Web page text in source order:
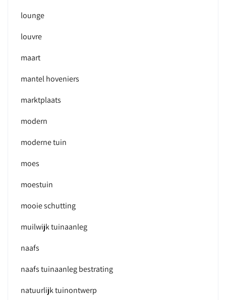
lounge
louvre
maart
mantel hoveniers
marktplaats
modern
moderne tuin
moes
moestuin
mooie schutting
muilwijk tuinaanleg
naafs
naafs tuinaanleg bestrating
natuurlijk tuinontwerp